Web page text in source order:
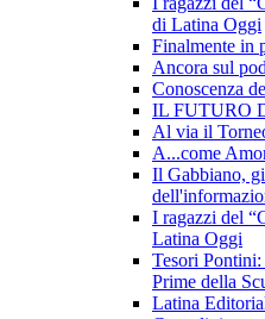
di Latina Oggi
Finalmente in
Ancora sul
Conoscenza
IL FUTURO
Al via il
A...come
Il Gabbiano,
I ragazzi del
Latina Oggi
Tesori Pontini:
Prime della
Latina